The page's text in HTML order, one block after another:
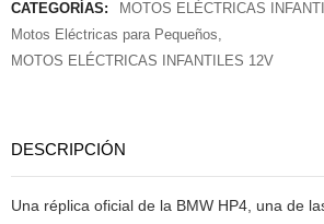
CATEGORÍAS: MOTOS ELÉCTRICAS
Motos Eléctricas para Pequeños
MOTOS ELÉCTRICAS INFANTILES 12V
DESCRIPCIÓN
Una réplica oficial de la BMW HP4, una de